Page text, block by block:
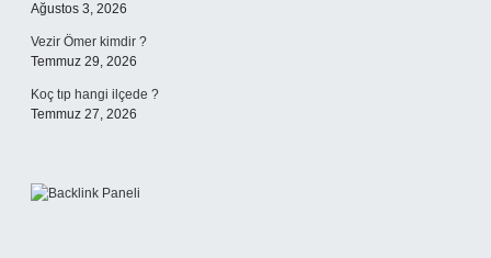
Ağustos 3, 2026
Vezir Ömer kimdir ?
Temmuz 29, 2026
Koç tıp hangi ilçede ?
Temmuz 27, 2026